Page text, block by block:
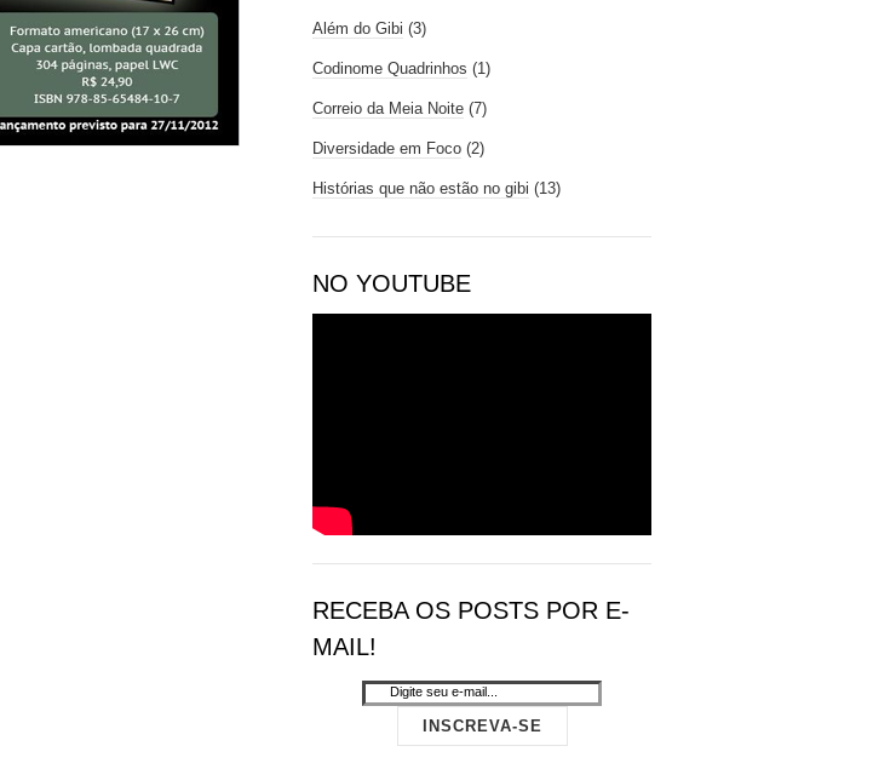
Além do Gibi (3)
Codinome Quadrinhos (1)
Correio da Meia Noite (7)
Diversidade em Foco (2)
Histórias que não estão no gibi (13)
NO YOUTUBE
RECEBA OS POSTS POR E-
MAIL!